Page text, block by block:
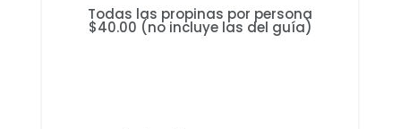
Todas las propinas por persona
$40.00 (no incluye las del guía)